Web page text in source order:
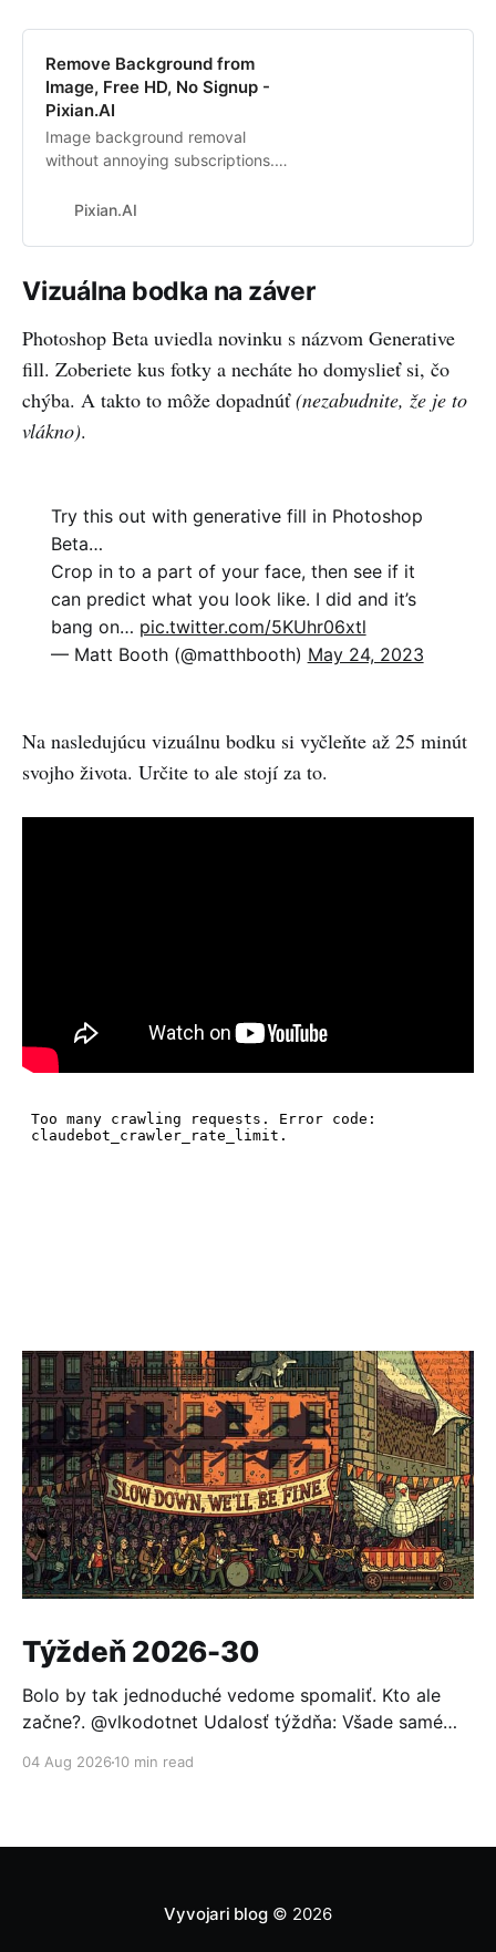
Remove Background from
Image, Free HD, No Signup -
Pixian.AI
Image background removal
without annoying subscriptions.
Pixian.AI
Vizuálna bodka na záver
Photoshop Beta uviedla novinku s názvom Generative
fill. Zoberiete kus fotky a necháte ho domyslieť si, čo
chýba. A takto to môže dopadnúť(nezabudnite, že je to
vlákno).
Try this out with generative fill in Photoshop
Beta…
Crop in to a part of your face, then see if it
can predict what you look like. I did and it’s
bang on… pic.twitter.com/5KUhr06xtl
— Matt Booth (@matthbooth) May 24, 2023
Na nasledujúcu vizuálnu bodku si vyčleňte až 25 minút
svojho života. Určite to ale stojí za to.
Týždeň 2026-30
Bolo by tak jednoduché vedome spomaliť. Kto ale
začne?. @vlkodotnet Udalosť týždňa: Všade samé
nabúrala do Hugging Face a ten sa nevedel brániť
04 Aug 2026 10 min read
Vyvojari blog© 2026